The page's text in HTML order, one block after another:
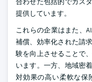
提供しています。
これらの企業はまた、
補償、効率化された請
験を向上させることで
います。一方、地域密
対効果の高い柔軟な保